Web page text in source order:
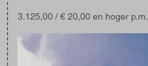
3.125,00 / € 20,00 en hoger p.m.
Afbeelding